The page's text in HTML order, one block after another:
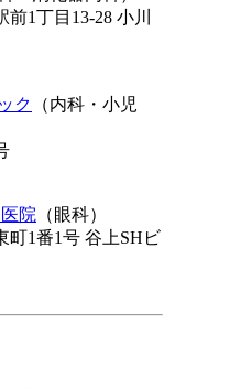
1丁目13-28 小川
ク
（内科・小児
院 （眼科）
町1番1号 谷上SHビ